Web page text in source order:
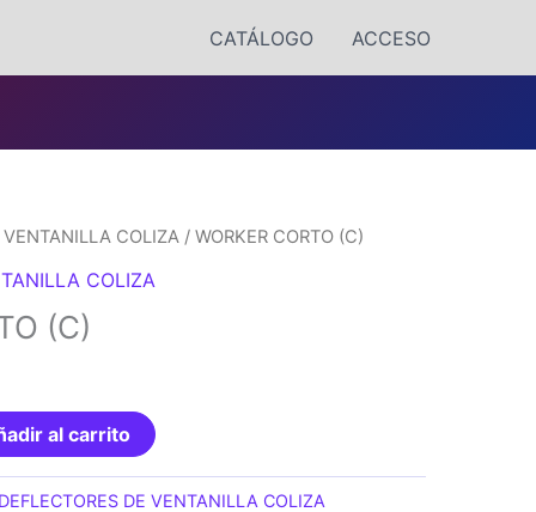
CATÁLOGO ACCESO
COLIZA / WORKER CORTO (C)
COLIZA
(C)
al carrito
DE VENTANILLA COLIZA